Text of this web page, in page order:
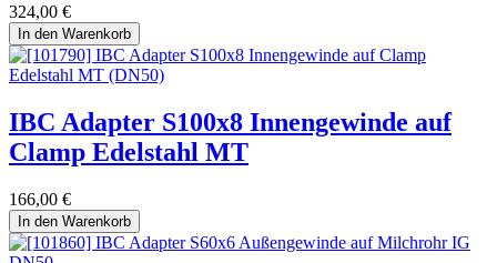
324,00 €
In den Warenkorb
IBC Adapter S100x8 Innengewinde auf
Clamp Edelstahl MT
166,00 €
In den Warenkorb